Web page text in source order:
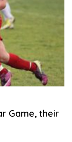
Game, their